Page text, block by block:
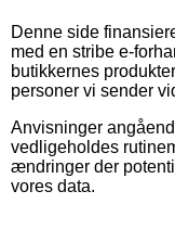
Denne side
med en stribe e-
butikkernes
personer vi sender
Anvisninger
vedligeholdes
ændringer der
vores data.